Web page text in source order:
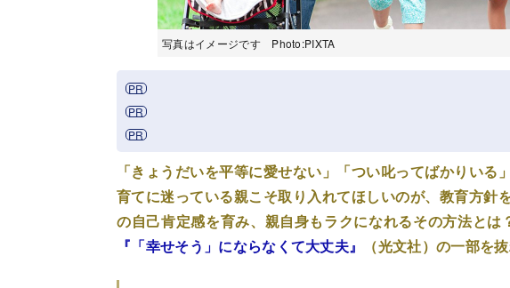
写真はイメージです Photo:PIXTA
「きょうだいを平等に愛せない」「つい叱ってばかりい
育てに迷っている親こそ取り入れてほしいのが、教育方針
の自己肯定感を育み、親自身もラクになれるその方法と
『「幸せそう」にならなくて大丈夫』
（光文社）の一部を